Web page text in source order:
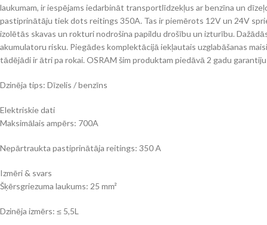
laukumam, ir iespējams iedarbināt transportlīdzekļus ar benzīna un
pastiprinātāju tiek dots reitings 350A. Tas ir piemērots 12V un 24V
izolētās skavas un rokturi nodrošina papildu drošību un izturību.
akumulatoru risku. Piegādes komplektācijā iekļautais uzglabāšanas
tādējādi ir ātri pa rokai. OSRAM šim produktam piedāvā 2 gadu
Dzinēja tips: Dīzelis / benzīns
Elektriskie dati
Maksimālais ampērs: 700A
Nepārtraukta pastiprinātāja reitings: 350 A
Izmēri & svars
Šķērsgriezuma laukums: 25 mm²
Dzinēja izmērs: ≤ 5,5L